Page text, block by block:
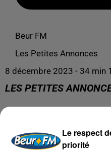
Beur FM
Les Petites Annonces
8 décembre 2023 - 34 min
LES PETITES
Le respect
priorité